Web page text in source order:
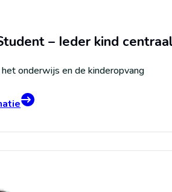
– Ieder kind
onderwijs en de kinderopvang